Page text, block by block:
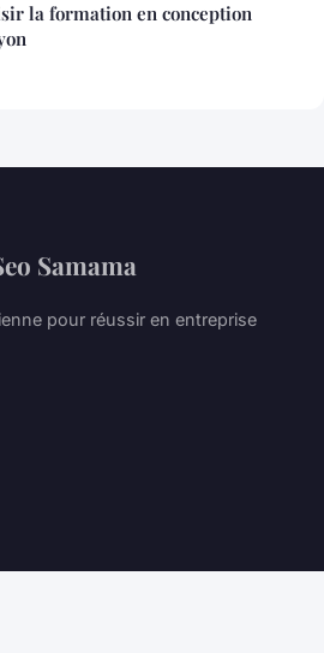
la formation en conception
Samama
pour réussir en entreprise